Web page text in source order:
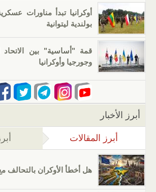
أوكرانيا تبدأ مناورات
بولندية ليتوانية
قمة "أساسية" بين الاتحاد
وجورجيا وأوكرانيا
أبرز الأخبار
أبرز المقالات (علامة التبويب
هل أخطأ الأوكران بالتحالف مع